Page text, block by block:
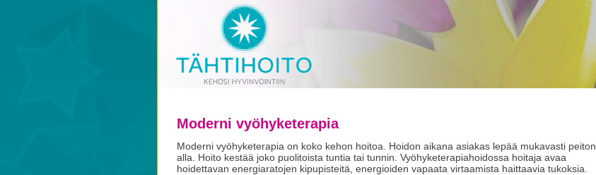
Moderni vyöhyketerapia
Moderni vyöhyketerapia on koko kehon hoitoa. Hoidon aikana asiakas lepää mukavasti peiton
alla. Hoito kestää joko puolitoista tuntia tai tunnin. Vyöhyketerapiahoidossa hoitaja avaa
hoidettavan energiaratojen kipupisteitä, energioiden vapaata virtaamista haittaavia tukoksia.